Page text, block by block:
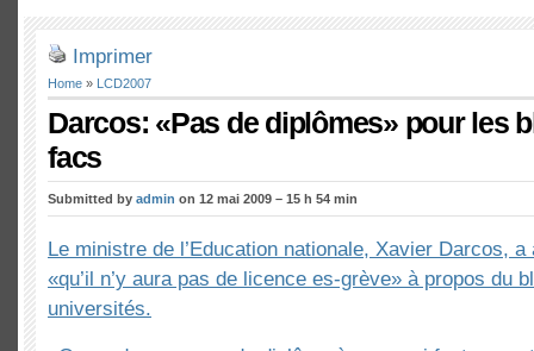
Imprimer
Home » LCD2007
Darcos: «Pas de diplômes» pour les
facs
Submitted by admin on 12 mai 2009 – 15 h 54 min
Le ministre de l’Education nationale, Xavier Darcos,
«qu’il n’y aura pas de licence es-grève» à propos du
universités.